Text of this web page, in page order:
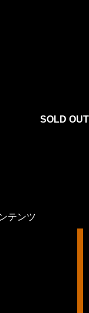
SOLD OUT
テンツ